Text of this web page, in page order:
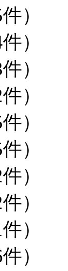
）
）
）
）
）
）
）
）
）
）